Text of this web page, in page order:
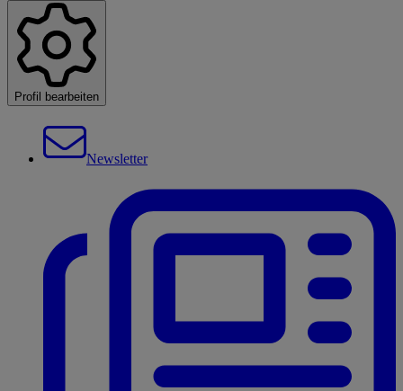
Profil bearbeiten
Newsletter